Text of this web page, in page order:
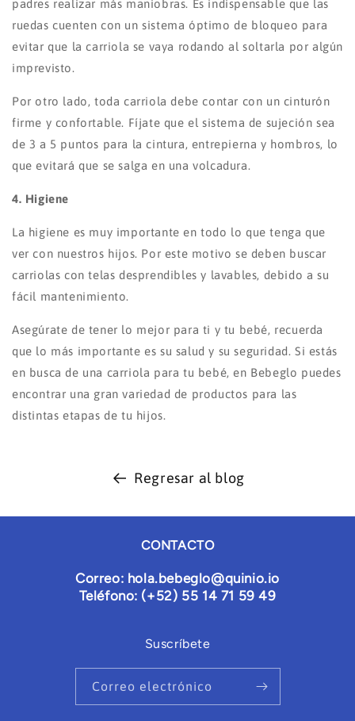
padres realizar más maniobras. Es indispensable que las
ruedas cuenten con un sistema óptimo de bloqueo para
evitar que la carriola se vaya rodando al soltarla por algún
imprevisto.
Por otro lado, toda carriola debe contar con un cinturón
firme y confortable. Fíjate que el sistema de sujeción sea
de 3 a 5 puntos para la cintura, entrepierna y hombros, lo
que evitará que se salga en una volcadura.
4. Higiene
La higiene es muy importante en todo lo que tenga que
ver con nuestros hijos. Por este motivo se deben buscar
carriolas con telas desprendibles y lavables, debido a su
fácil mantenimiento.
Asegúrate de tener lo mejor para ti y tu bebé, recuerda
que lo más importante es su salud y su seguridad. Si estás
en busca de una carriola para tu bebé, en Bebeglo puedes
encontrar una gran variedad de productos para las
distintas etapas de tu hijos.
Regresar al blog
CONTACTO
Correo: hola.bebeglo@quinio.io
Teléfono: (+52) 55 14 71 59 49
Suscríbete
Correo electrónico